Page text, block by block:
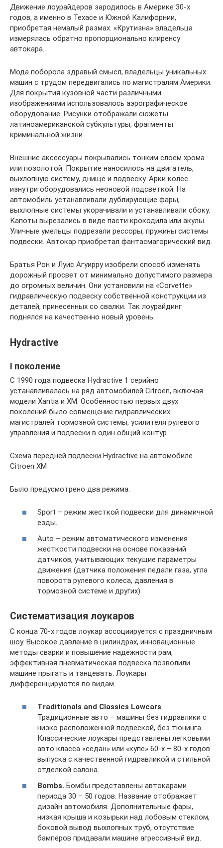
Движение лоурайдеров зародилось в Америке 30-х
годов, а именно в Техасе и Южной Калифорнии,
приобретая немалый размах. «Крутизна» владельца
измерялась обратно пропорционально клиренсу
автокара.
Мода поборола здравый смысл, владельцы уникальных
машин с трудом передвигались по магистралям Америки.
Для покрытия кузовной части различными
изображениями использовалось аэрографическое
оборудование. Рисунки отображали сюжеты
латиноамериканской субкультуры, фрагменты
криминальной жизни.
Внешние аксессуары покрывались тонким слоем хрома
или позолотой. Покрытие наносилось на двигатель,
выхлопную систему, днище и подвеску. Арки колес
изнутри оборудовались неоновой подсветкой. На
автомобиль устанавливали дублирующие фары,
выхлопные системы укорачивали и устанавливали сбоку.
Капоты вырезались в виде пасти крокодила или акулы.
Уличные умельцы подрезали рессоры, пружины системы
подвески. Автокар приобретал фантасмагорический вид.
Братья Рон и Луис Агуирру изобрели способ изменять
дорожный просвет от минимально допустимого размера
до огромных величин. Они установили на «Corvette»
гидравлическую подвеску собственной конструкции из
деталей, принесенных со свалки. Так лоурайдинг
поднялся на качественно новый уровень.
Hydractive
I поколение
С 1990 года подвеска Hydractive 1 серийно
устанавливалась на ряд автомобилей Citroen, включая
модели Xantia и XM. Особенностью первых двух
поколений было совмещение гидравлических
магистралей тормозной системы, усилителя рулевого
управления и подвески в один общий контур.
Схема передней подвески Hydractive на автомобиле
Citroen XM
Было предусмотрено два режима:
Sport – режим жесткой подвески для динамичной
езды.
Auto – режим автоматического изменения
жесткости подвески на основе показаний
датчиков, учитывающих текущие параметры
движения (датчика положения педали газа, угла
поворота рулевого колеса, давления в
тормозной системе и других).
Систематизация лоукаров
С конца 70-х годов лоукар ассоциируется с праздничным
шоу. Высокое давление в цилиндрах, инновационные
методы сварки и повышение надежности рам,
эффективная пневматическая подвеска позволили
машине прыгать и танцевать. Лоукары
дифференцируются по видам.
Traditionals and Classics Lowcars.
Традиционные авто – машины без гидравлики с
низко расположенной подвеской, без тюнинга.
Классические лоукары представлены легковыми
авто класса «седан» или «купе» 60-х – 80-х годов
выпуска с качественной гидравликой и стильной
отделкой салона.
Bombs. Бомбы представлены автокарами
периода 30 – 50 годов. Название отображает
дизайн автомобиля. Дополнительные фары,
низкая крыша и козырьки над лобовым стеклом,
боковой вывод выхлопных труб, отсутствие
бамперов придавали машине агрессивный вид.